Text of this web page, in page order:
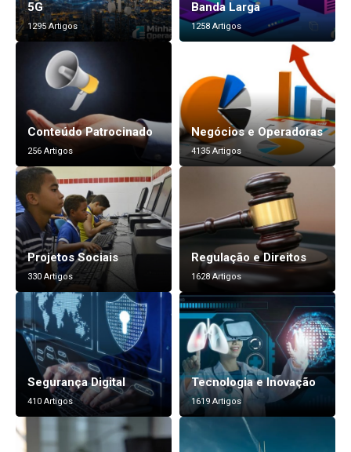
5G
1295 Artigos
Banda Larga
1258 Artigos
Conteúdo Patrocinado
256 Artigos
Negócios e Operadoras
4135 Artigos
Projetos Sociais
330 Artigos
Regulação e Direitos
1628 Artigos
Segurança Digital
410 Artigos
Tecnologia e Inovação
1619 Artigos